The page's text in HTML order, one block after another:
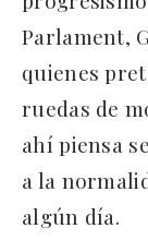
Parlament,
quienes
ruedas de
ahí piensa
a la
algún día.